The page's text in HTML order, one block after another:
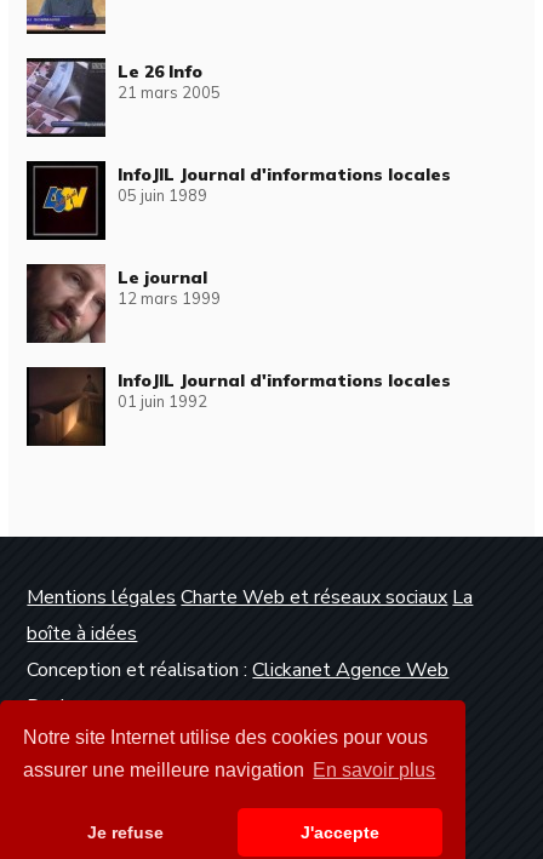
Notre site Internet utilise des cookies pour vous
assurer une meilleure navigation En savoir plus
Je refuse J'accepte
Le 26 Info
21 mars 2005
InfoJIL Journal d'informations locales
05 juin 1989
Le journal
12 mars 1999
InfoJIL Journal d'informations locales
01 juin 1992
Mentions légales Charte Web et réseaux sociaux La
boîte à idées
Conception et réalisation :Clickanet Agence Web
Dunkerque